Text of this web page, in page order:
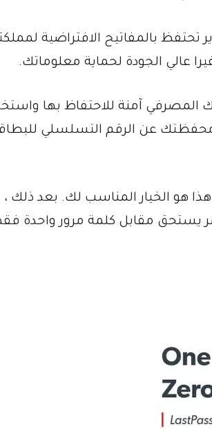
تحتفظ بالمفاتيح الافتراضية
عالي الجودة لحماية معلوماتك.
المصرفي آمنة للاحتفاظ بها
محفظتك عن الرقم التسلسلي
هذا هو الخيار المناسب لك. بعد ذلك ،
يستحق مقابل كلمة مرور واحدة